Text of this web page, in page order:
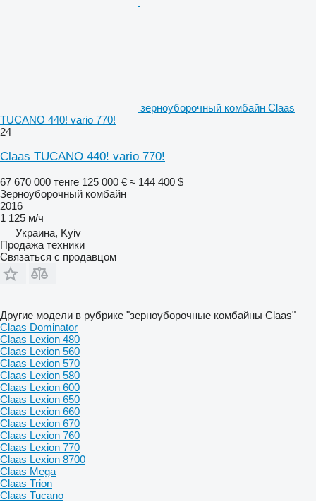
зерноуборочный комбайн Claas
TUCANO 440! vario 770!
24
Claas TUCANO 440! vario 770!
67 670 000 тенге 125 000 € ≈ 144 400 $
Зерноуборочный комбайн
2016
1 125 м/ч
Украина, Kyiv
Продажа техники
Связаться с продавцом
Другие модели в рубрике "зерноуборочные комбайны Claas"
Claas Dominator
Claas Lexion 480
Claas Lexion 560
Claas Lexion 570
Claas Lexion 580
Claas Lexion 600
Claas Lexion 650
Claas Lexion 660
Claas Lexion 670
Claas Lexion 760
Claas Lexion 770
Claas Lexion 8700
Claas Mega
Claas Trion
Claas Tucano